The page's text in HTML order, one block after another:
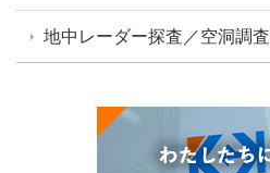
地中レーダー探査／空洞調査